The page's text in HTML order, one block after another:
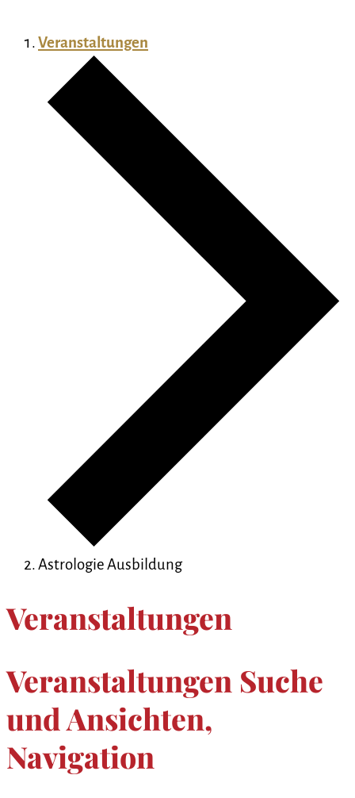
Veranstaltungen
Astrologie Ausbildung
Veranstaltungen
Veranstaltungen Suche
und Ansichten,
Navigation